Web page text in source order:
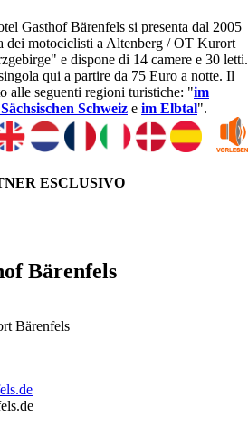
Gasthof Bärenfels si presenta dal 2005
dei motociclisti a Altenberg / OT Kurort
e dispone di 14 camere e 30 letti.
qui a partire da 75 Euro a notte. Il
alle seguenti regioni turistiche: "im
Schweiz e im Elbtal".
ESCLUSIVO
Bärenfels
Bärenfels